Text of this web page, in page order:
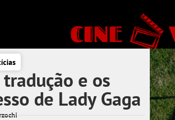
e os
de Lady Gaga